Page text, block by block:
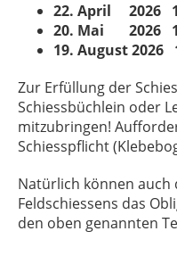
22. April 2026
20. Mai 2026
19. August 2026
Zur Erfüllung der
Schiessbüchlein oder
mitzubringen!
Schiesspflicht
Natürlich können auch
Feldschiessens das
den oben genannten